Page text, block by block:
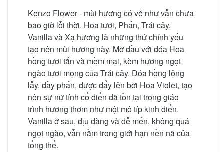
Kenzo Flower - mùi hương có vẻ như vẫn chưa
bao giờ lỗi thời. Hoa tươi, Phấn, Trái cây,
Vanilla và Xạ hương là những thứ chính yếu
tạo nên mùi hương này. Mở đầu với đóa Hoa
hồng tươi tắn và mềm mại, kèm hương ngọt
ngào tươi mọng của Trái cây. Đóa hồng lộng
lẫy, đầy phấn, được đẩy lên bởi Hoa Violet, tạo
nên sự nữ tính cổ điển đã tồn tại trong giáo
trình hương thơm như một mô típ kinh điển.
Vanilla ở sau, dịu dàng và dễ mến, không quá
ngọt ngào, vẫn nằm trong giới hạn nền nã của
tổng thể.